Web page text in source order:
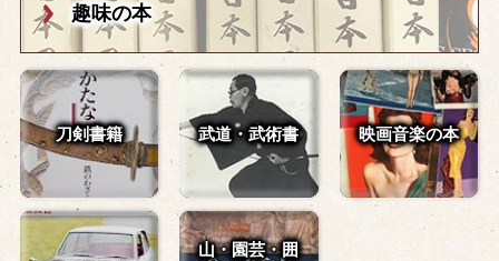
趣味の本
刀剣書籍 武道・武術書 映画音楽の本
山・園芸・囲